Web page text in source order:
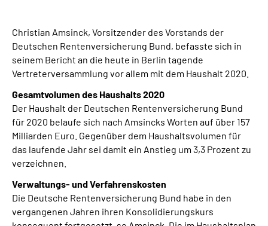
Leichte Sprache
Suche
Mein Kundenportal
Christian Amsinck, Vorsitzender des Vorstands der
Deutschen Rentenversicherung Bund, befasste sich in
seinem Bericht an die heute in Berlin tagende
Vertreterversammlung vor allem mit dem Haushalt 2020.
Gesamtvolumen des Haushalts 2020
Der Haushalt der Deutschen Rentenversicherung Bund
für 2020 belaufe sich nach Amsincks Worten auf über 157
Milliarden Euro. Gegenüber dem Haushaltsvolumen für
das laufende Jahr sei damit ein Anstieg um 3,3 Prozent zu
verzeichnen.
Verwaltungs- und Verfahrenskosten
Die Deutsche Rentenversicherung Bund habe in den
vergangenen Jahren ihren Konsolidierungskurs